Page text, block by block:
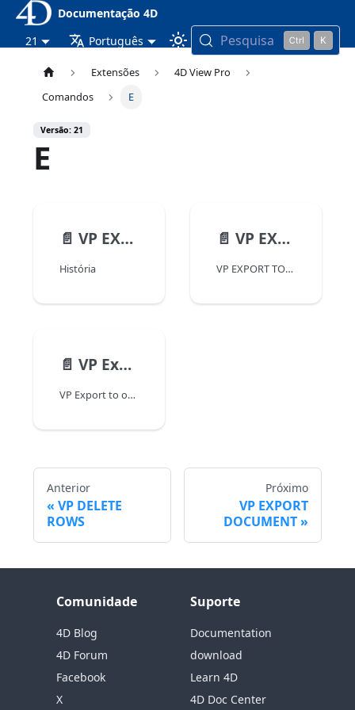
Documentação 4D
21
Português Pesquisa
Extensões
4D View Pro
Comandos
E
Versão: 21
E
📄️ VP EXPORT DOCUMENT
História
📄️ VP EXPORT TO BLOB
VP EXPORT TO BLOB ( vpAreaName Object )
📄️ VP Export to object
VP Export to object ( vpAreaName Object} ) : Object
Anterior
VP DELETE
ROWS
Próximo
VP EXPORT
DOCUMENT
Comunidade
4D Blog
4D Forum
Facebook
X
Suporte
Documentation
download
Learn 4D
4D Doc Center